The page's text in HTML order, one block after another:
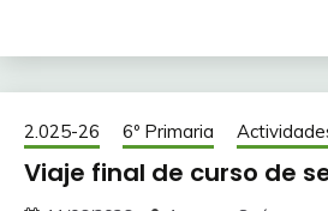
2.025-26 6º Primaria
Viaje final de curso de